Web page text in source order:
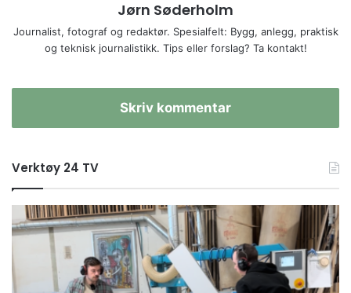
Jørn Søderholm
Journalist, fotograf og redaktør. Spesialfelt: Bygg, anlegg, praktisk
og teknisk journalistikk. Tips eller forslag? Ta kontakt!
Skriv kommentar
Verktøy 24 TV